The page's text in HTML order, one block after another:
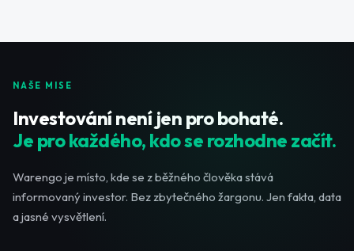
NAŠE MISE
Investování není jen pro bohaté.
Je pro každého, kdo se rozhodne začít.
Warengo je místo, kde se z běžného člověka stává
informovaný investor. Bez zbytečného žargonu. Jen fakta, data
a jasné vysvětlení.